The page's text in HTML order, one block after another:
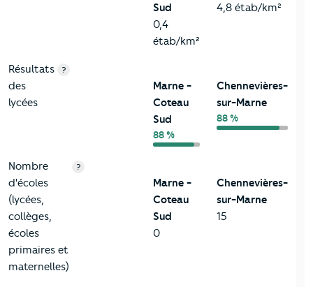
Sud
0,4
étab/km²
4,8 étab/km²
Résultats
des
lycées
?
Marne -
Coteau
Sud
88 %
Chennevières-
sur-Marne
88 %
Nombre
d'écoles
(lycées,
collèges,
écoles
primaires et
maternelles)
?
Marne -
Coteau
Sud
0
Chennevières-
sur-Marne
15